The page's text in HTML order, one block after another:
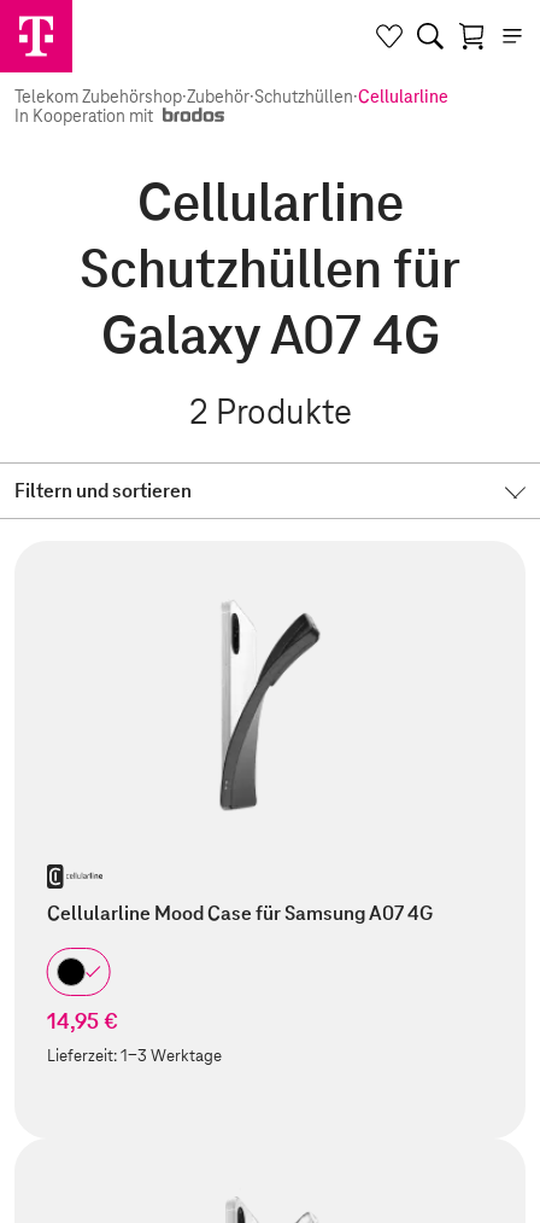
Telekom Zubehörshop·Zubehör·Schutzhüllen·Cellularline
In Kooperation mit
Cellularline
Schutzhüllen für
Galaxy A07 4G
2 Produkte
Filtern und sortieren
Cellularline Mood Case für Samsung A07 4G
14,95 €
Lieferzeit:1-3 Werktage